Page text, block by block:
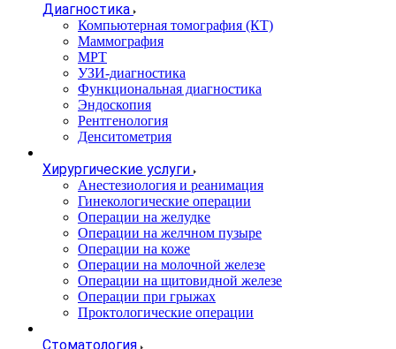
Диагностика
Компьютерная томография (КТ)
Маммография
МРТ
УЗИ-диагностика
Функциональная диагностика
Эндоскопия
Рентгенология
Денситометрия
Хирургические услуги
Анестезиология и реанимация
Гинекологические операции
Операции на желудке
Операции на желчном пузыре
Операции на коже
Операции на молочной железе
Операции на щитовидной железе
Операции при грыжах
Проктологические операции
Стоматология